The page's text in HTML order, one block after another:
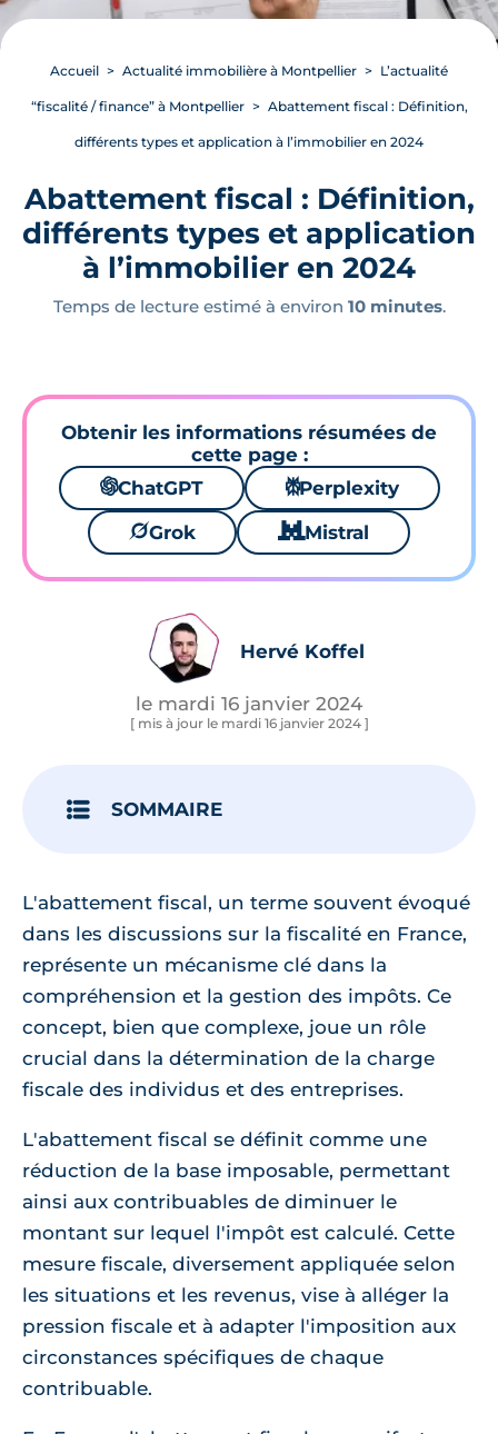
Accueil Actualité immobilière à Montpellier L’actualité
“fiscalité / finance” à Montpellier Abattement fiscal : Définition,
différents types et application à l’immobilier en 2024
Abattement fiscal : Définition,
différents types et application
à l’immobilier en 2024
Temps de lecture estimé à environ 10 minutes.
Obtenir les informations résumées de
cette page :
🌌ChatGPT ⚙Perplexity
🪐Grok 🐱 Mistral
Hervé Koffel
le mardi 16 janvier 2024
[ mis à jour le mardi 16 janvier 2024 ]
SOMMAIRE
L'abattement fiscal, un terme souvent évoqué
dans les discussions sur la fiscalité en France,
représente un mécanisme clé dans la
compréhension et la gestion des impôts. Ce
concept, bien que complexe, joue un rôle
crucial dans la détermination de la charge
fiscale des individus et des entreprises.
L'abattement fiscal se définit comme une
réduction de la base imposable, permettant
ainsi aux contribuables de diminuer le
montant sur lequel l'impôt est calculé. Cette
mesure fiscale, diversement appliquée selon
les situations et les revenus, vise à alléger la
pression fiscale et à adapter l'imposition aux
circonstances spécifiques de chaque
contribuable.